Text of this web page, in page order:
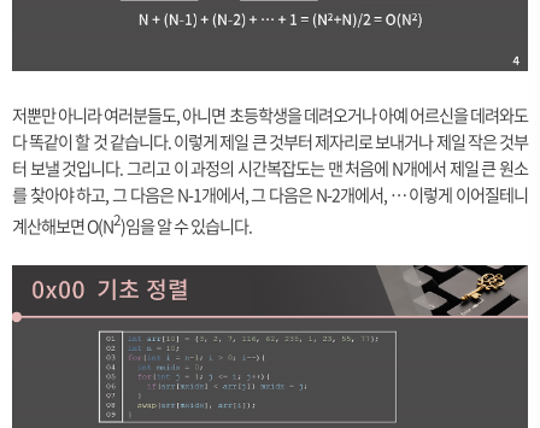
저뿐만 아니라 여러분들도, 아니면 초등학생을 데려오거나 아예 어르신을 데려와도
다 똑같이 할 것 같습니다. 이렇게 제일 큰 것부터 제자리로 보내거나 제일 작은 것부
터 보낼 것입니다. 그리고 이 과정의 시간복잡도는 맨 처음에 N개에서 제일 큰 원소
를 찾아야 하고, 그 다음은 N-1개에서, 그 다음은 N-2개에서, … 이렇게 이어질테니
계산해보면 O(N2)임을 알 수 있습니다.